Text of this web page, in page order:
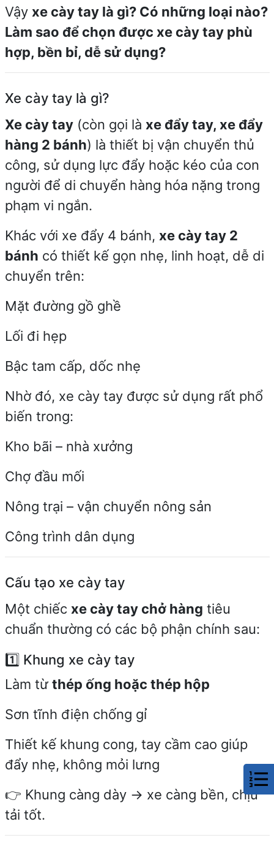
Vậy xe cày tay là gì? Có những loại nào?
Làm sao để chọn được xe cày tay phù
hợp, bền bỉ, dễ sử dụng?
Xe cày tay là gì?
Xe cày tay(còn gọi là xe đẩy tay, xe đẩy
hàng 2 bánh) là thiết bị vận chuyển thủ
công, sử dụng lực đẩy hoặc kéo của con
người để di chuyển hàng hóa nặng trong
phạm vi ngắn.
Khác với xe đẩy 4 bánh, xe cày tay 2
bánh có thiết kế gọn nhẹ, linh hoạt, dễ di
chuyển trên:
Mặt đường gồ ghề
Lối đi hẹp
Bậc tam cấp, dốc nhẹ
Nhờ đó, xe cày tay được sử dụng rất phổ
biến trong:
Kho bãi – nhà xưởng
Chợ đầu mối
Nông trại – vận chuyển nông sản
Công trình dân dụng
Cấu tạo xe cày tay
Một chiếc xe cày tay chở hàng tiêu
chuẩn thường có các bộ phận chính sau:
1️⃣ Khung xe cày tay
Làm từ thép ống hoặc thép hộp
Sơn tĩnh điện chống gỉ
Thiết kế khung cong, tay cầm cao giúp
đẩy nhẹ, không mỏi lưng
👉 Khung càng dày → xe càng bền, chịu
tải tốt.